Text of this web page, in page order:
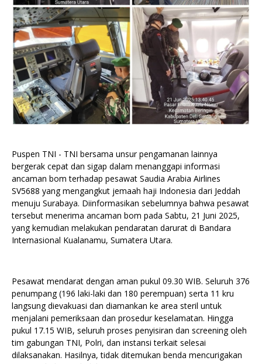
Puspen TNI - TNI bersama unsur pengamanan lainnya
bergerak cepat dan sigap dalam menanggapi informasi
ancaman bom terhadap pesawat Saudia Arabia Airlines
SV5688 yang mengangkut jemaah haji Indonesia dari Jeddah
menuju Surabaya. Diinformasikan sebelumnya bahwa pesawat
tersebut menerima ancaman bom pada Sabtu, 21 Juni 2025,
yang kemudian melakukan pendaratan darurat di Bandara
Internasional Kualanamu, Sumatera Utara.
Pesawat mendarat dengan aman pukul 09.30 WIB. Seluruh 376
penumpang (196 laki-laki dan 180 perempuan) serta 11 kru
langsung dievakuasi dan diamankan ke area steril untuk
menjalani pemeriksaan dan prosedur keselamatan. Hingga
pukul 17.15 WIB, seluruh proses penyisiran dan screening oleh
tim gabungan TNI, Polri, dan instansi terkait selesai
dilaksanakan. Hasilnya, tidak ditemukan benda mencurigakan